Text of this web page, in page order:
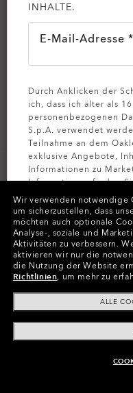
ZUM
Farben (5) Blackout
Größe
M
Wir verwenden notwendige
um sicherzustellen, dass
möchten auch optionale
Analyse-, soziale und
Aktivitäten zu verbessern.
aktivieren wir nur die
die Nutzung der Website
Richtlinien, um mehr zu
ALLE
INHALTE.
E-Mail-Adresse *
Durch Anklicken der
ich, dass ich älter als
personenbezogenen
S.p.A. verwendet
Teilnahme an dem
exklusive Angebote,
Informationen zu
Informationen finden
MELDEN SIE